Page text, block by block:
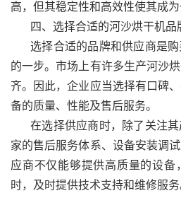
高，但其稳定性和高效性使其成为
四、选择合适的河沙烘干机品
选择合适的品牌和供应商是
的一步。市场上有许多生产河沙
齐。因此，企业应当选择有口碑
备的质量、性能及售后服务。
在选择供应商时，除了关注
家的售后服务体系、设备安装调
应商不仅能够提供高质量的设备
时，及时提供技术支持和维修服务